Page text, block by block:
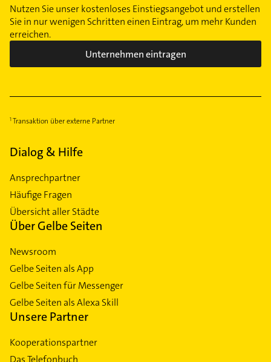
Nutzen Sie unser kostenloses Einstiegsangebot und erstellen
Sie in nur wenigen Schritten einen Eintrag, um mehr Kunden
erreichen.
Unternehmen eintragen
Transaktion über externe Partner
Dialog & Hilfe
Ansprechpartner
Häufige Fragen
Übersicht aller Städte
Über Gelbe Seiten
Newsroom
Gelbe Seiten als App
Gelbe Seiten für Messenger
Gelbe Seiten als Alexa Skill
Unsere Partner
Kooperationspartner
Das Telefonbuch